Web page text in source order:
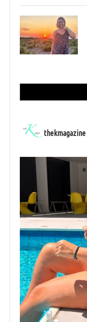
thekmagazine